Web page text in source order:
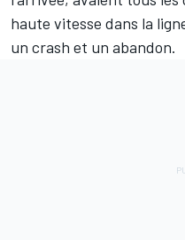
haute vitesse dans la
un crash et un abandon.